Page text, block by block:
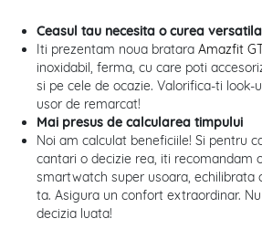
Ceasul tau necesita o curea
Iti prezentam noua bratara Amazfit
inoxidabil, ferma, cu care poti
si pe cele de ocazie. Valorifica-ti look-
usor de remarcat!
Mai presus de calcularea timpului
Noi am calculat beneficiile! Si pentru
cantari o decizie rea, iti recomandam
smartwatch super usoara, echilibrata
ta. Asigura un confort extraordinar.
decizia luata!